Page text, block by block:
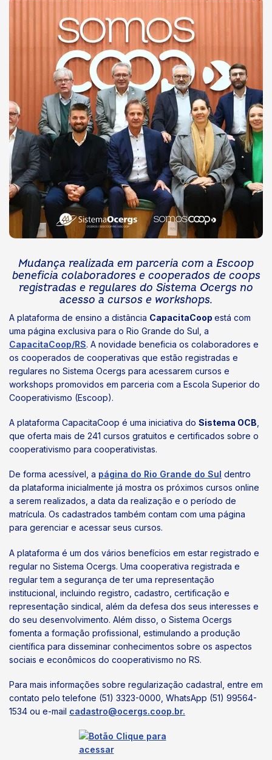
Mudança realizada em parceria com a Escoop
beneficia colaboradores e cooperados de coops
registradas e regulares do Sistema Ocergs no
acesso a cursos e workshops.
A plataforma de ensino a distância CapacitaCoop está com
uma página exclusiva para o Rio Grande do Sul, a
CapacitaCoop/RS. A novidade beneficia os colaboradores e
os cooperados de cooperativas que estão registradas e
regulares no Sistema Ocergs para acessarem cursos e
workshops promovidos em parceria com a Escola Superior do
Cooperativismo (Escoop).
A plataforma CapacitaCoop é uma iniciativa do Sistema OCB
que oferta mais de 241 cursos gratuitos e certificados sobre o
cooperativismo para cooperativistas.
De forma acessível, a página do Rio Grande do Sul dentro
da plataforma inicialmente já mostra os próximos cursos online
a serem realizados, a data da realização e o período de
matrícula. Os cadastrados também contam com uma página
para gerenciar e acessar seus cursos.
A plataforma é um dos vários benefícios em estar registrado e
regular no Sistema Ocergs. Uma cooperativa registrada e
regular tem a segurança de ter uma representação
institucional, incluindo registro, cadastro, certificação e
representação sindical, além da defesa dos seus interesses e
do seu desenvolvimento. Além disso, o Sistema Ocergs
fomenta a formação profissional, estimulando a produção
científica para disseminar conhecimentos sobre os aspectos
sociais e econômicos do cooperativismo no RS.
Para mais informações sobre regularização cadastral, entre em
contato pelo telefone (51) 3323-0000, WhatsApp (51) 99564-
1534 ou e-mail cadastro@ocergs.coop.br.